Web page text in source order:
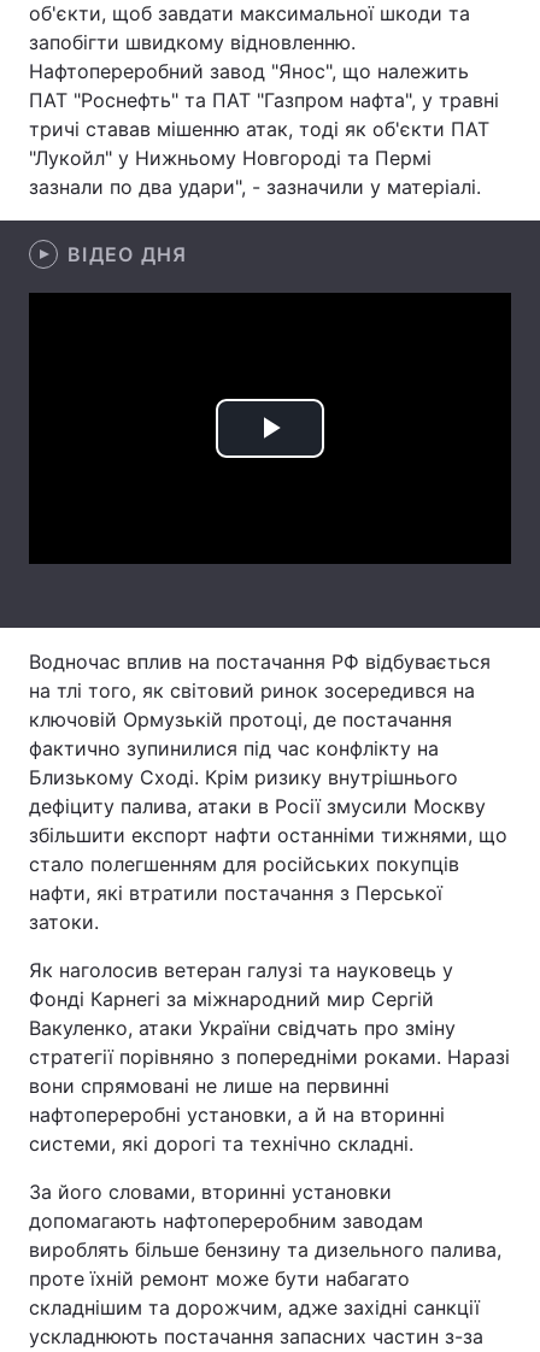
Інтерв'ю Думки
Архів Вакансії
Контакти
Послуги
об'єкти, щоб завдати максимальної шкоди та
запобігти швидкому відновленню.
Нафтопереробний завод "Янос", що належить
ПАТ "Роснефть" та ПАТ "Газпром нафта", у травні
тричі ставав мішенню атак, тоді як об'єкти ПАТ
"Лукойл" у Нижньому Новгороді та Пермі
зазнали по два удари", - зазначили у матеріалі.
ВІДЕО ДНЯ
Play
Водночас вплив на постачання РФ відбувається
на тлі того, як світовий ринок зосередився на
ключовій Ормузькій протоці, де постачання
фактично зупинилися під час конфлікту на
Близькому Сході. Крім ризику внутрішнього
дефіциту палива, атаки в Росії змусили Москву
збільшити експорт нафти останніми тижнями, що
стало полегшенням для російських покупців
нафти, які втратили постачання з Перської
затоки.
Як наголосив ветеран галузі та науковець у
Фонді Карнегі за міжнародний мир Сергій
Вакуленко, атаки України свідчать про зміну
стратегії порівняно з попередніми роками. Наразі
вони спрямовані не лише на первинні
нафтопереробні установки, а й на вторинні
системи, які дорогі та технічно складні.
За його словами, вторинні установки
допомагають нафтопереробним заводам
вироблять більше бензину та дизельного палива,
проте їхній ремонт може бути набагато
складнішим та дорожчим, адже західні санкції
ускладнюють постачання запасних частин з-за